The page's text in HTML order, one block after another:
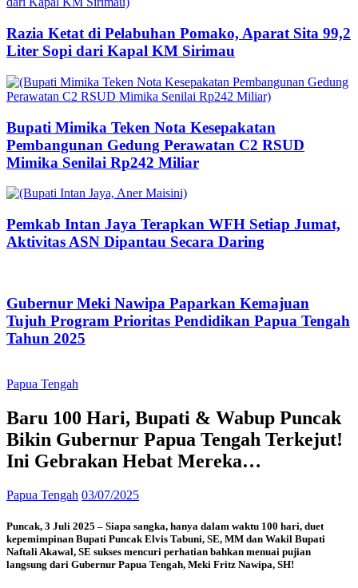
Razia Ketat di Pelabuhan Pomako, Aparat Sita 99,2
Liter Sopi dari Kapal KM Sirimau
Bupati Mimika Teken Nota Kesepakatan
Pembangunan Gedung Perawatan C2 RSUD
Mimika Senilai Rp242 Miliar
Pemkab Intan Jaya Terapkan WFH Setiap Jumat,
Aktivitas ASN Dipantau Secara Daring
Gubernur Meki Nawipa Paparkan Kemajuan
Tujuh Program Prioritas Pendidikan Papua Tengah
Tahun 2025
Papua Tengah
Baru 100 Hari, Bupati & Wabup Puncak
Bikin Gubernur Papua Tengah Terkejut!
Ini Gebrakan Hebat Mereka…
Papua Tengah 03/07/2025
Puncak, 3 Juli 2025 – Siapa sangka, hanya dalam waktu 100 hari, duet
kepemimpinan Bupati Puncak Elvis Tabuni, SE, MM dan Wakil Bupati
Naftali Akawal, SE sukses mencuri perhatian bahkan menuai pujian
langsung dari Gubernur Papua Tengah, Meki Fritz Nawipa, SH!